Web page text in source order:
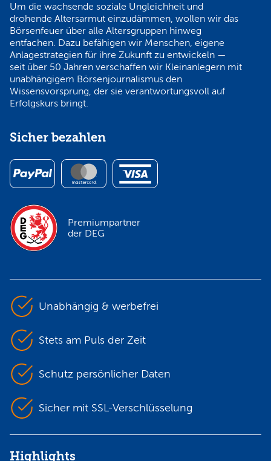
Um die wachsende soziale Ungleichheit und
drohende Altersarmut einzudämmen, wollen wir das
Börsenfeuer über alle Altersgruppen hinweg
entfachen. Dazu befähigen wir Menschen, eigene
Anlagestrategien für ihre Zukunft zu entwickeln —
seit über 50 Jahren verschaffen wir Kleinanlegern mit
unabhängigem Börsenjournalismus den
Wissensvorsprung, der sie verantwortungsvoll auf
Erfolgskurs bringt.
Sicher bezahlen
Premiumpartner
der DEG
Unabhängig & werbefrei
Stets am Puls der Zeit
Schutz persönlicher Daten
Sicher mit SSL-Verschlüsselung
Highlights